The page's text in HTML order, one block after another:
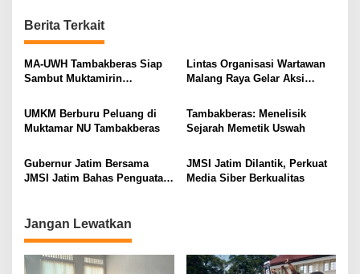
a
v
i
a
i
o
Berita Terkait
MA-UWH Tambakberas Siap
Sambut Muktamirin
Lintas Organisasi Wartawan
Malang Raya Gelar Aksi
Ireng”
UMKM Berburu Peluang di
Muktamar NU Tambakberas
Tambakberas: Menelisik
Sejarah Memetik Uswah
Gubernur Jatim Bersama
JMSI Jatim Bahas Penguatan
JMSI Jatim Dilantik, Perkuat
Media Siber Berkualitas
Jangan Lewatkan